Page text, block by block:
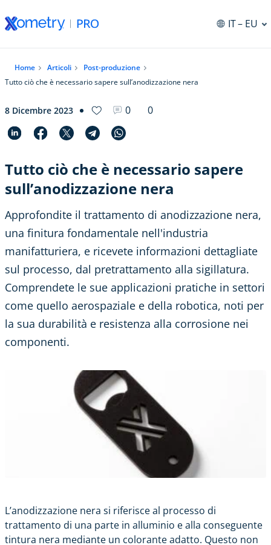
IT– EU
Home Articoli
Post-produzione
Tutto ciò che è necessario sapere sull’anodizzazione nera
8 Dicembre 2023 0 0
Tutto ciò che è necessario sapere
sull’anodizzazione nera
Approfondite il trattamento di anodizzazione nera,
una finitura fondamentale nell'industria
manifatturiera, e ricevete informazioni dettagliate
sul processo, dal pretrattamento alla sigillatura.
Comprendete le sue applicazioni pratiche in settori
come quello aerospaziale e della robotica, noti per
la sua durabilità e resistenza alla corrosione nei
componenti.
L’anodizzazione nera si riferisce al processo di
trattamento di una parte in alluminio e alla conseguente
tintura nera mediante un colorante adatto. Questo non